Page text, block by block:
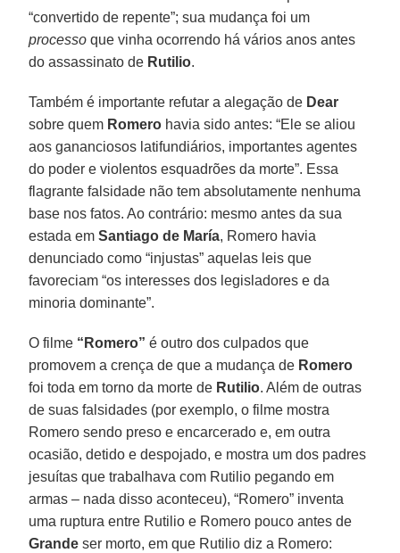
“convertido de repente”; sua mudança foi um
processo que vinha ocorrendo há vários anos antes
do assassinato de Rutilio.
Também é importante refutar a alegação de Dear
sobre quem Romero havia sido antes: “Ele se aliou
aos gananciosos latifundiários, importantes agentes
do poder e violentos esquadrões da morte”. Essa
flagrante falsidade não tem absolutamente nenhuma
base nos fatos. Ao contrário: mesmo antes da sua
estada emSantiago de María, Romero havia
denunciado como “injustas” aquelas leis que
favoreciam “os interesses dos legisladores e da
minoria dominante”.
O filme “Romero” é outro dos culpados que
promovem a crença de que a mudança de Romero
foi toda em torno da morte de Rutilio. Além de outras
de suas falsidades (por exemplo, o filme mostra
Romero sendo preso e encarcerado e, em outra
ocasião, detido e despojado, e mostra um dos padres
jesuítas que trabalhava com Rutilio pegando em
armas – nada disso aconteceu), “Romero” inventa
uma ruptura entre Rutilio e Romero pouco antes de
Grande ser morto, em que Rutilio diz a Romero: